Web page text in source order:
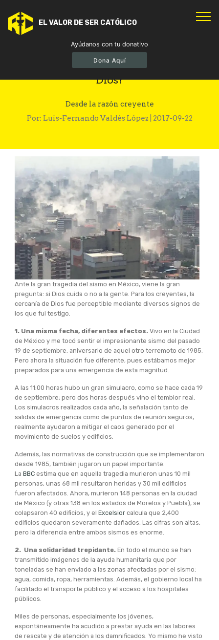
EL VALOR DE SER CATÓLICO
Ayúdanos con tu donativo
Dona Aquí
Sismo en México, ¿dónde estaba
Dios?
Desde la razón creyente
Por: Luis-Fernando Valdés López | 2017-09-22
Ante la gran tragedia del sismo en México, viene la gran
pregunta: si Dios cuida o no a la gente. Para los creyentes, la
cercanía de Dios fue perceptible mediante diversos signos de
los que fui testigo.
1. Una misma fecha, diferentes efectos. Vivo en la Ciudad
de México y me tocó sentir el impresionante sismo del pasado
19 de septiembre, aniversario de aquel otro terremoto de 1985.
Pero ahora la situación fue diferente, pues estábamos mejor
preparados para una emergencia de esta magnitud.
A las 11:00 horas hubo un gran simulacro, como se hace cada 19
de septiembre; pero dos horas después vino el temblor real.
Los simulacros realizados cada año, la señalación tanto de
salidas de emergencia como de puntos de reunión seguros,
realmente ayudaron a mitigar el caos generado por el
movimiento de suelos y edificios.
Además, las normativas de construcción que se implementaron
desde 1985, también jugaron un papel importante.
La BBC estima que en aquella tragedia murieron unas 10 mil
personas, unas 68 mil resultaron heridas y 30 mil edificios
fueron afectados. Ahora, murieron 148 personas en la ciudad
de México (y otras 138 en los estados de Morelos y Puebla), se
colapsaron 40 edificios, y el Excelsior calcula que 2,400
edificios quedaron severamente dañados. Las cifras son altas,
pero la diferencia entre ambos sismos es enorme.
2. Una solidaridad trepidante. En todo el mundo se han
transmitido imágenes de la ayuda humanitaria que por
toneladas se han enviado a las zonas afectadas por el sismo:
agua, comida, ropa, herramientas. Además, el gobierno local ha
facilitado el transporte público y el acceso a los hospitales
públicos.
Miles de personas, especialmente los jóvenes,
espontáneamente ha acudido a prestar ayuda en las labores
de rescate y de atención a los damnificados. Yo mismo he visto